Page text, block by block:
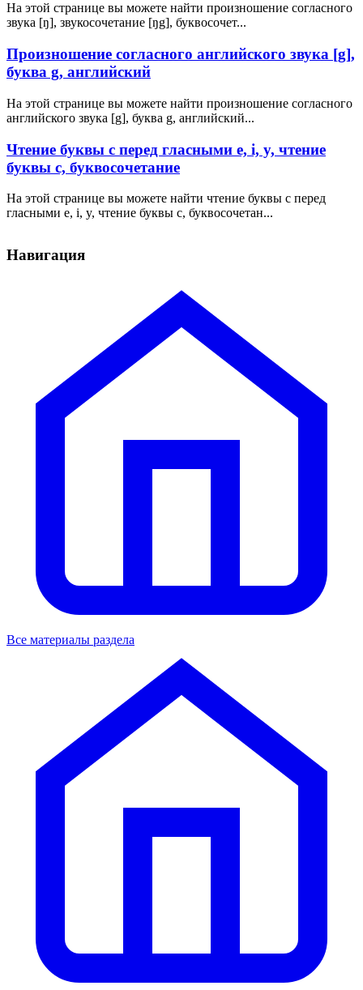
На этой странице вы можете найти произношение согласного
звука [ŋ], звукосочетание [ŋg], буквосочет...
Произношение согласного английского звука [g],
буква g, английский
На этой странице вы можете найти произношение согласного
английского звука [g], буква g, английский...
Чтение буквы с перед гласными e, i, y, чтение
буквы с, буквосочетание
На этой странице вы можете найти чтение буквы с перед
гласными e, i, y, чтение буквы с, буквосочетан...
Навигация
Все материалы раздела